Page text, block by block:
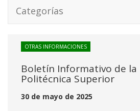
Categorías
OTRAS INFORMACIONES
Boletín Informativo de la
Politécnica Superior
30 de mayo de 2025